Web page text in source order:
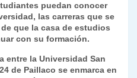
puedan conocer
las carreras que se
que la casa de estudios
con su formación.
entre la Universidad San
de Paillaco se enmarca en